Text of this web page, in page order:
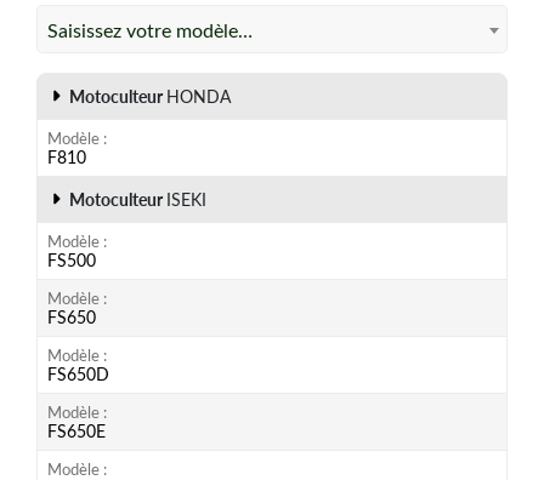
Saisissez votre modèle…
Motoculteur HONDA
Modèle
F810
Motoculteur ISEKI
Modèle
FS500
Modèle
FS650
Modèle
FS650D
Modèle
FS650E
Modèle